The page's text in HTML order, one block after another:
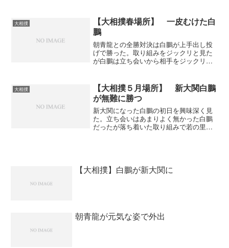
かったが、勢いが良すぎてしまった。あ
そこで、ガッチリと相手を...
大相撲
【大相撲春場所】 一皮むけた白
鵬
朝青龍との全勝対決は白鵬が上手出し投
げで勝った。取り組みをジックリと見た
が白鵬は立ち会いから相手をジックリと
つに。一瞬の膠着状態から白鵬が右手で
朝青龍の左足を払うのと同...
大相撲
【大相撲５月場所】 新大関白鵬
が無難に勝つ
新大関になった白鵬の初日を興味深く見
た。立ち会いはあまりよく無かった白鵬
だったが落ち着いた取り組みで若の里を
【大相撲】白鵬が新大関に
朝青龍が元気な姿で外出